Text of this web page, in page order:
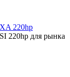
220hp
220hp для рынка